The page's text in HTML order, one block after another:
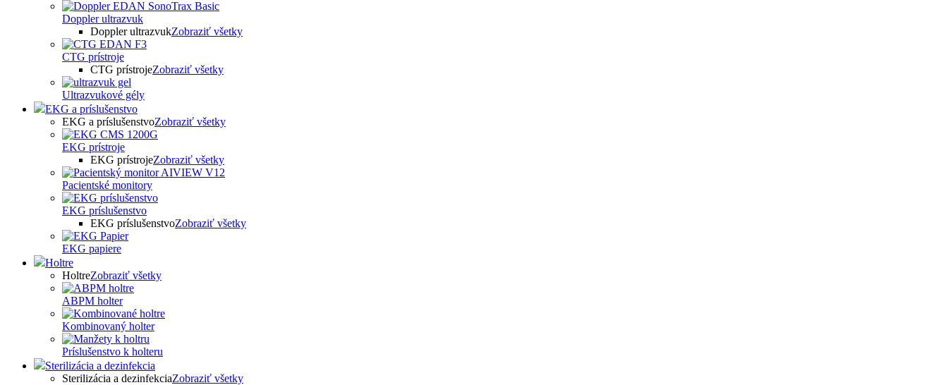
Doppler ultrazvuk
Doppler ultrazvukZobraziť všetky
CTG prístroje
CTG prístrojeZobraziť všetky
Ultrazvukové gély
EKG a príslušenstvo
EKG a príslušenstvoZobraziť všetky
EKG prístroje
EKG prístrojeZobraziť všetky
Pacientské monitory
EKG príslušenstvo
EKG príslušenstvoZobraziť všetky
EKG papiere
Holtre
HoltreZobraziť všetky
ABPM holter
Kombinovaný holter
Príslušenstvo k holteru
Sterilizácia a dezinfekcia
Sterilizácia a dezinfekciaZobraziť všetky